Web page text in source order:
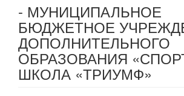
- МУНИЦИПАЛЬНОЕ
БЮДЖЕТНОЕ
ДОПОЛНИТЕЛЬНОГО
ОБРАЗОВАНИЯ
ШКОЛА «ТРИУМФ»